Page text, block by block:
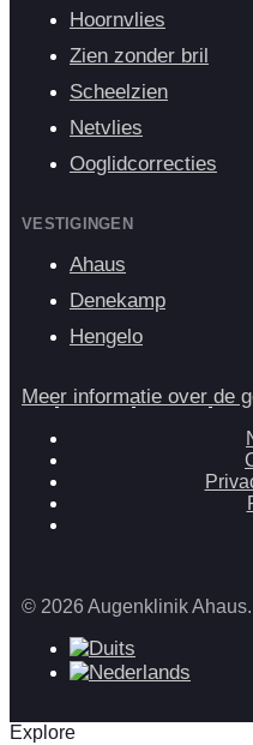
Hoornvlies
Zien zonder bril
Scheelzien
Netvlies
Ooglidcorrecties
VESTIGINGEN
Ahaus
Denekamp
Hengelo
Meer informatie over de
© 2026 Augenklinik Ahaus.
Explore